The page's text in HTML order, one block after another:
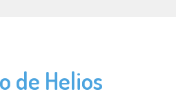
de Helios